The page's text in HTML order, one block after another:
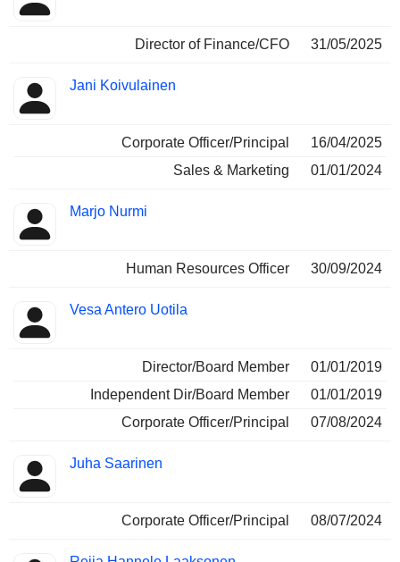
Director of Finance/CFO 31/05/2025
Jani Koivulainen
Corporate Officer/Principal
16/04/2025
Sales & Marketing
01/01/2024
Marjo Nurmi
Human Resources Officer 30/09/2024
Vesa Antero Uotila
Director/Board Member
01/01/2019
Independent Dir/Board Member
01/01/2019
Corporate Officer/Principal
07/08/2024
Juha Saarinen
Corporate Officer/Principal 08/07/2024